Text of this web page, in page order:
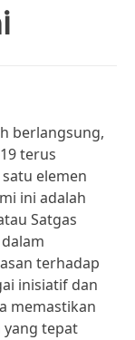
berlangsung,
terus
elemen
ini adalah
Satgas
terhadap
inisiatif dan
memastikan
yang tepat